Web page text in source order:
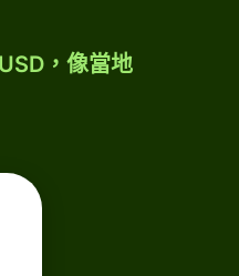
，像當地